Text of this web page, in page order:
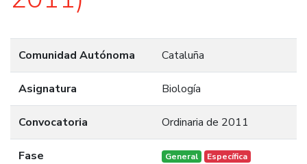
Comunidad Autónoma Cataluña
Asignatura Biología
Convocatoria Ordinaria de 2011
Fase General Específica